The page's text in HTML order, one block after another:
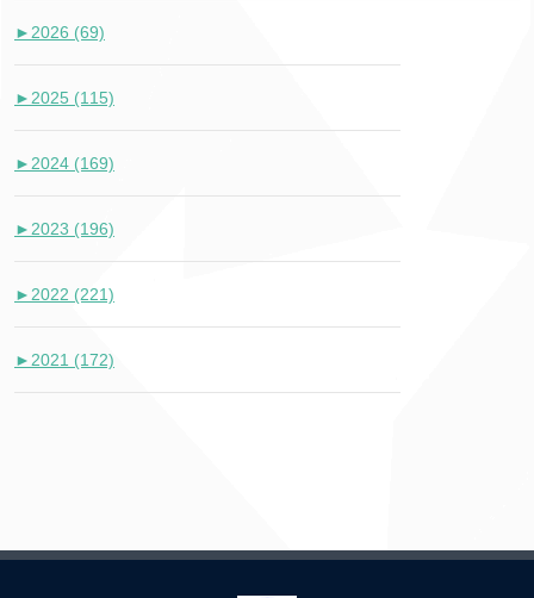
► 2026 (69)
► 2025 (115)
► 2024 (169)
► 2023 (196)
► 2022 (221)
► 2021 (172)